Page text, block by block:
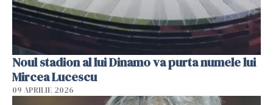
Noul stadion al lui Dinamo va purta numele lui
Mircea Lucescu
09 APRILIE 2026